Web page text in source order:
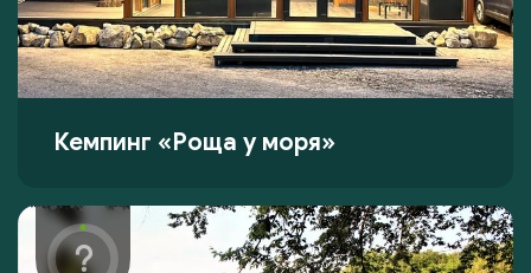
Кемпинг «Роща у моря»